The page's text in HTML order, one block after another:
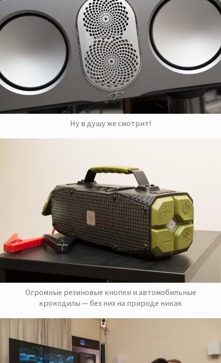
Ну в душу же смотрит!
Огромные резиновые кнопки и автомобильные
крокодилы — без них на природе никак